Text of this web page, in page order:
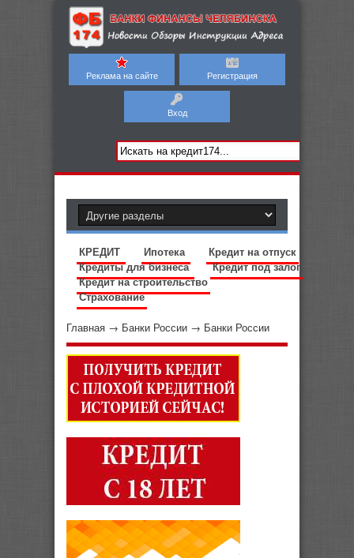
Реклама на сайте Регистрация
Вход
КРЕДИТ Ипотека
Кредит на отпуск
Кредиты для бизнеса
Кредит под залог
Кредит на строительство
Страхование
Главная → Банки России → Банки России